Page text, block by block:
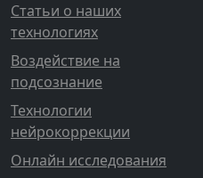
Статьи о наших
технологиях
Воздействие на
подсознание
Технологии
нейрокоррекции
Онлайн исследования